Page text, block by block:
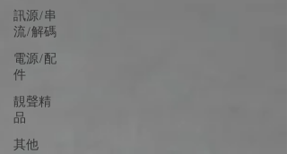
訊源/串
流/解碼
電源/配
件
靚聲精
品
其他